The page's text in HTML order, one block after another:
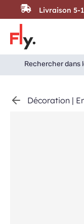
Passer au contenu
Search
for:
Search Button
Décoration |
Livraison 5-